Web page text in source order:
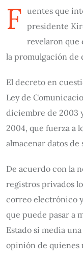
F uentes que
presidente
revelaron que
la promulgación de
El decreto en
Ley de
diciembre de 2003
2004, que fuerza a
almacenar datos de
De acuerdo con la
registros privados
correo electrónico
que puede pasar a
Estado si media
opinión de quienes